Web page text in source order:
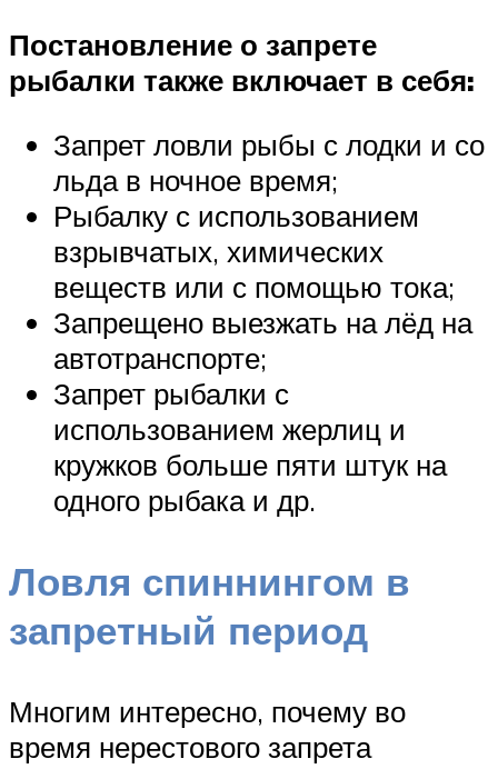
Постановление о запрете
рыбалки также включает в себя:
Запрет ловли рыбы с лодки и со
льда в ночное время;
Рыбалку с использованием
взрывчатых, химических
веществ или с помощью тока;
Запрещено выезжать на лёд на
автотранспорте;
Запрет рыбалки с
использованием жерлиц и
кружков больше пяти штук на
одного рыбака и др.
Ловля спиннингом в
запретный период
Многим интересно, почему во
время нерестового запрета